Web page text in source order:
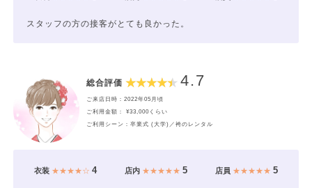
スタッフの方の接客がとても良かった。
総合評価 4.7
ご来店日時：2022年05月頃
ご利用金額： ¥33,000くらい
ご利用シーン：卒業式 (大学)／袴のレンタル
衣装★★★★☆ 4 店内★★★★★ 5 店員 ★★★★★5